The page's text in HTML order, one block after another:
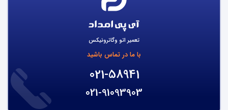
تعمیر اتو وگاترونیکس
با ما در تماس باشید
021-58941
021-91093903